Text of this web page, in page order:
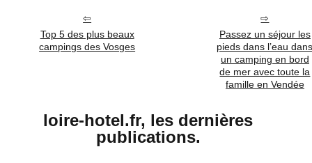
Top 5 des plus beaux
campings des Vosges
Passez un séjour les
pieds dans l’eau
un camping en bord
de mer avec toute la
famille en Vendée
loire-hotel.fr, les dernières
publications.